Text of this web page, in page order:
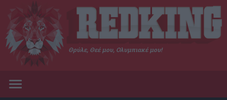
Θρύλε, Θεέ μου, Ολυμπιακέ μου!
Toggle